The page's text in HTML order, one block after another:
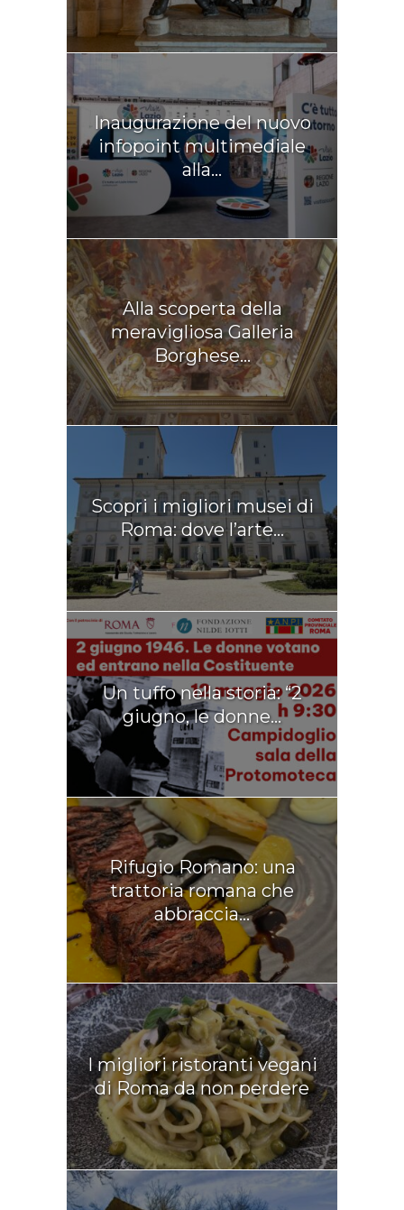
Inaugurazione del nuovo
infopoint multimediale
alla...
Alla scoperta della
meravigliosa Galleria
Borghese...
Scopri i migliori musei di
Roma: dove l’arte...
Un tuffo nella storia: “2
giugno, le donne...
Rifugio Romano: una
trattoria romana che
abbraccia...
I migliori ristoranti vegani
di Roma da non perdere